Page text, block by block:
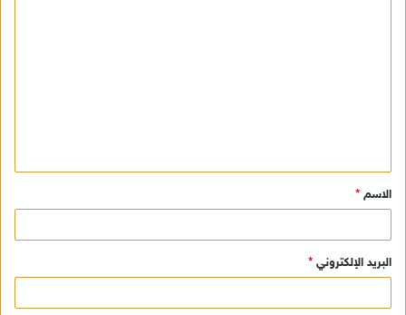
ق
*
الاسم *
البريد الإلكتروني *